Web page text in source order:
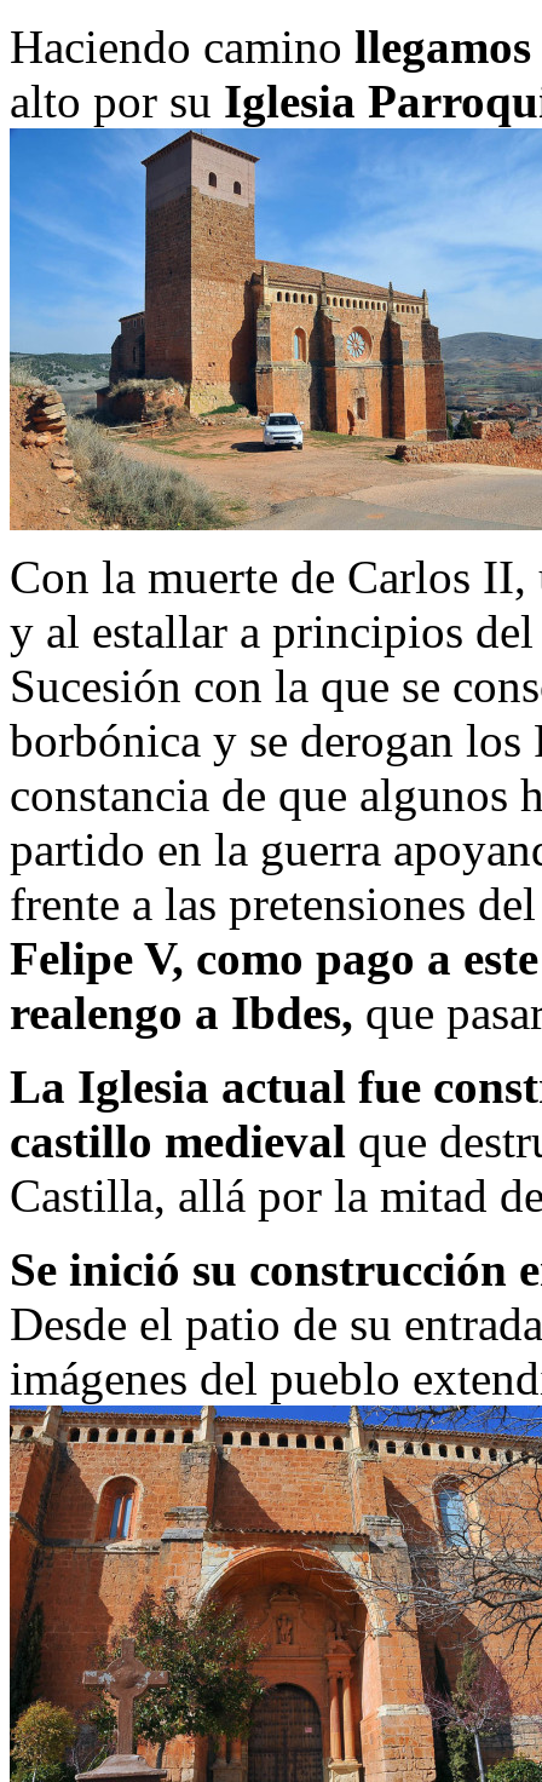
Haciendo camino
alto por su Iglesia
Con la muerte de Carlos
y al estallar a principios
Sucesión con la que se
borbónica y se derogan los
constancia de que algunos
partido en la guerra
frente a las pretensiones
Felipe V, como pago a
realengo a Ibdes, que
La Iglesia actual fue
castillo medieval que
Castilla, allá por la mitad
Se inició su construcción
Desde el patio de su
imágenes del pueblo